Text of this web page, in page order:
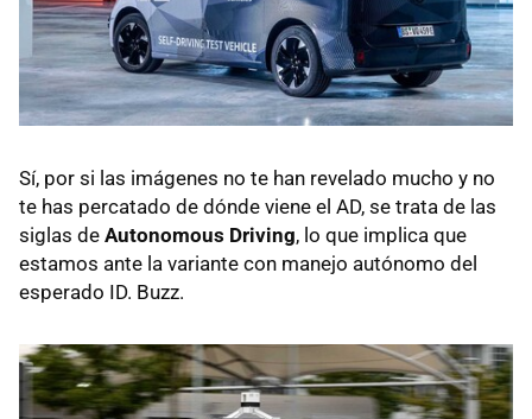
Sí, por si las imágenes no te han revelado mucho y no
te has percatado de dónde viene el AD, se trata de las
siglas de Autonomous Driving, lo que implica que
estamos ante la variante con manejo autónomo del
esperado ID. Buzz.